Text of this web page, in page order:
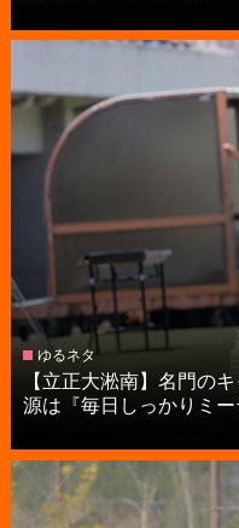
ゆるネタ
【立正大淞南】名門の
源は『毎日しっかりミ